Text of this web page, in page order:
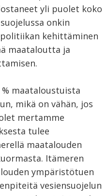
yli puolet koko
onkin
kehittäminen
maataloutta ja
maataloustuista
mikä on vähän, jos
mertamme
tulee
maatalouden
Itämeren
ympäristötuen
vesiensuojelun